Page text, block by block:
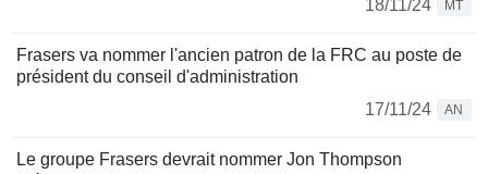
18/11/24
MT
Frasers va nommer l'ancien patron de la FRC au poste de
président du conseil d'administration
17/11/24
AN
Le groupe Frasers devrait nommer Jon Thompson